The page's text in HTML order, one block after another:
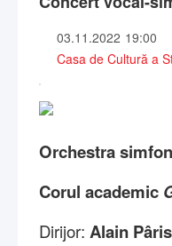
03.11.2022 19:00
Casa de Cultură a
Orchestra
Corul academic
Dirijor: Alain Pâris